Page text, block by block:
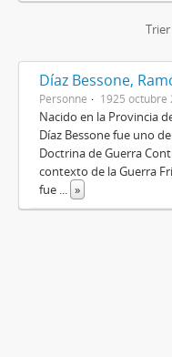
Díaz Bessone,
Personne 1925 octubre
Nacido en la Provincia
Díaz Bessone fue uno
Doctrina de Guerra
contexto de la Guerra
fue ... »